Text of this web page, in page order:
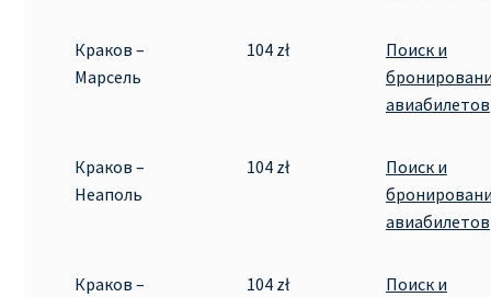
Краков –
Марсель
104 zł
Поиск и
авиабилетов
Краков –
Неаполь
104 zł
Поиск и
авиабилетов
Краков –
104 zł
Поиск и